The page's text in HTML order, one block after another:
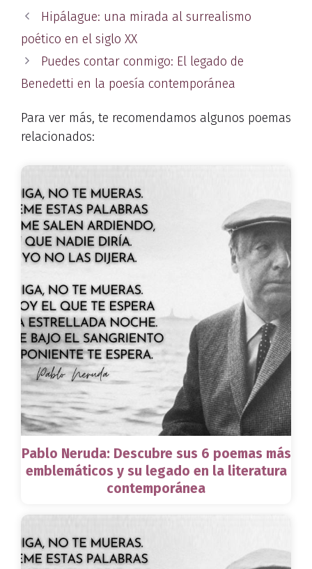
Hipálague: una mirada al surrealismo
poético en el siglo XX
Puedes contar conmigo: El legado de
Benedetti en la poesía contemporánea
Para ver más, te recomendamos algunos poemas
relacionados:
Pablo Neruda: Descubre sus 6 poemas más
emblemáticos y su legado en la literatura
contemporánea